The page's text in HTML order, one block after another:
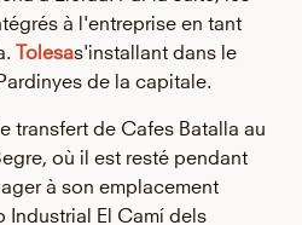
à l'entreprise en tant
Tolesas'installant dans le
de la capitale.
transfert de Cafes Batalla au
où il est resté pendant
à son emplacement
Industrial El Camí dels